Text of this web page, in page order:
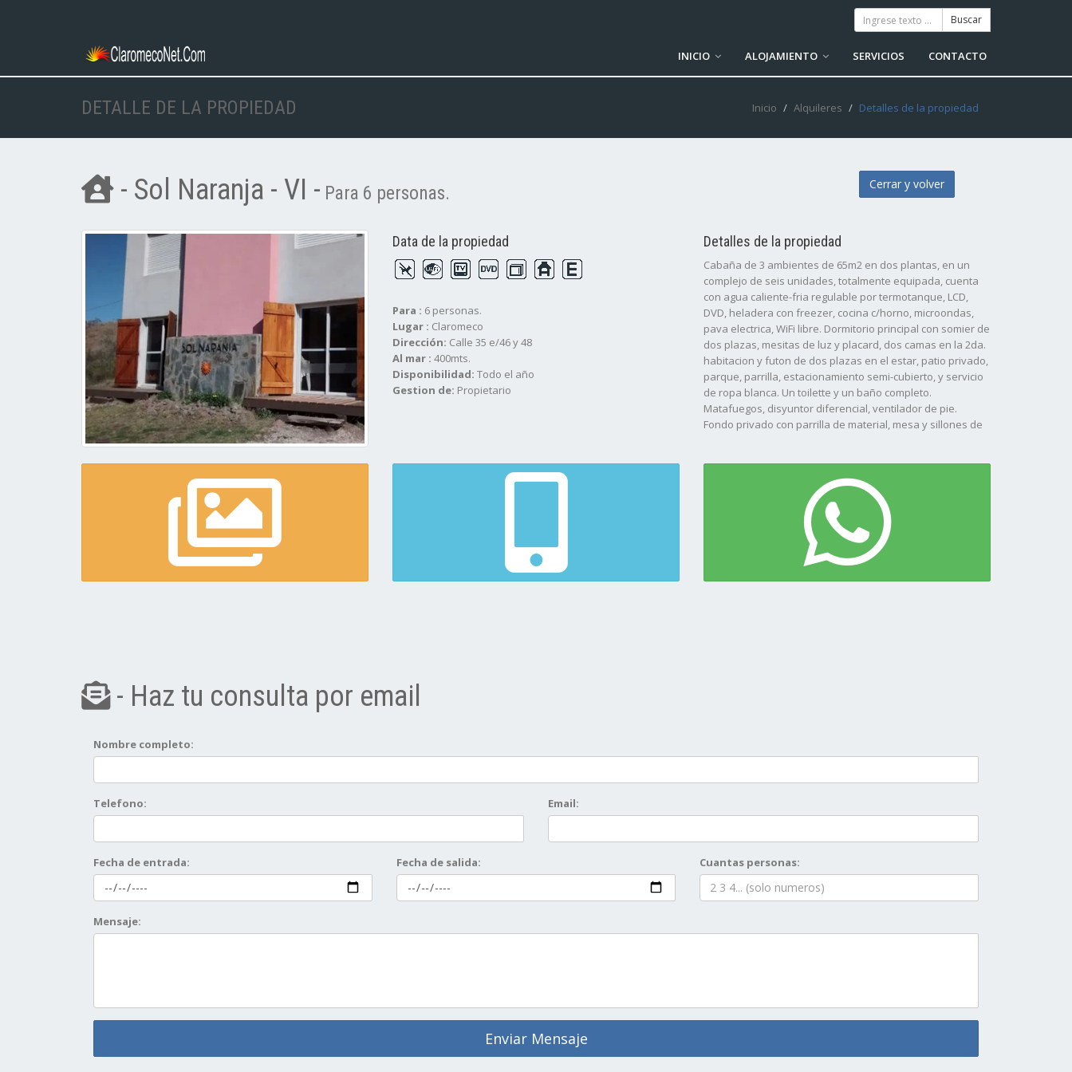
INICIO ALOJAMIENTO SERVICIOS CONTACTO
DETALLE DE LA PROPIEDAD Inicio Alquileres Detalles de la propiedad
- Sol Naranja - VI - Para 6 personas. Cerrar y volver
Data de la propiedad
Para : 6 personas.
Lugar : Claromeco
Dirección: Calle 35 e/46 y 48
Al mar : 400mts.
Disponibilidad: Todo el año
Gestion de: Propietario
Detalles de la propiedad
Cabaña de 3 ambientes de 65m2 en dos plantas, en un
complejo de seis unidades, totalmente equipada, cuenta
con agua caliente-fria regulable por termotanque, LCD,
DVD, heladera con freezer, cocina c/horno, microondas,
pava electrica, WiFi libre. Dormitorio principal con somier de
dos plazas, mesitas de luz y placard, dos camas en la 2da.
habitacion y futon de dos plazas en el estar, patio privado,
parque, parrilla, estacionamiento semi-cubierto, y servicio
de ropa blanca. Un toilette y un baño completo.
Matafuegos, disyuntor diferencial, ventilador de pie.
Fondo privado con parrilla de material, mesa y sillones de
- Haz tu consulta por email
Nombre completo:
Telefono: Email:
Fecha de entrada: Fecha de salida: Cuantas personas:
Mensaje:
Enviar Mensaje